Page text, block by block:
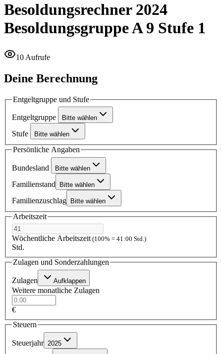
Besoldungsrechner 2024
Besoldungsgruppe A 9 Stufe 1
10 Aufrufe
Deine Berechnung
Entgeltgruppe und Stufe
Entgeltgruppe Bitte wählen
Stufe Bitte wählen
Persönliche Angaben
Bundesland Bitte wählen
Familienstand Bitte wählen
Familienzuschlag Bitte wählen
Arbeitszeit
Wöchentliche Arbeitszeit(100% = 41:00 Std.)
Std.
Zulagen und Sonderzahlungen
Zulagen Aufklappen
Weitere monatliche Zulagen
€
Steuern
Steuerjahr 2025